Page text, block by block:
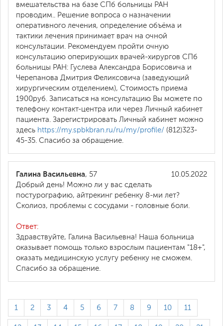
вмешательства на базе СПб больницы РАН
проводим.. Решение вопроса о назначении
оперативного лечения, определение объёма и
тактики лечения принимает врач на очной
консультации. Рекомендуем пройти очную
консультацию оперирующих врачей-хирургов СПб
больницы РАН: Гуслева Александра Борисовича и
Черепанова Дмитрия Феликсовича (заведующий
хирургическим отделением), Стоимость приема
1900руб. Записаться на консультацию Вы можете по
телефону контакт-центра или через Личный кабинет
пациента. Зарегистрировать Личный кабинет можно
здесь https://my.spbkbran.ru/ru/my/profile/ (812)323-
45-35. Спасибо за обращение.
10.05.2022
Галина Васильевна, 57
Добрый день! Можно ли у вас сделать
постурографию, айтрекинг ребенку 8-ми лет?
Сколиоз, проблемы с сосудами - головные боли.
Ответ:
Здравствуйте, Галина Васильевна! Наша больница
оказывает помощь только взрослым пациентам "18+",
оказать медицинскую услугу ребенку не сможем.
Спасибо за обращение.
1 2 3 4 5 6 7 8 9 10 11